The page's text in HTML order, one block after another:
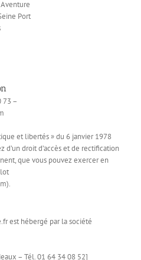
Port
73 –
et libertés » du 6 janvier 1978
droit d’accès et de rectification
que vous pouvez exercer en
).
est hébergé par la société
– Tél. 01 64 34 08 52]